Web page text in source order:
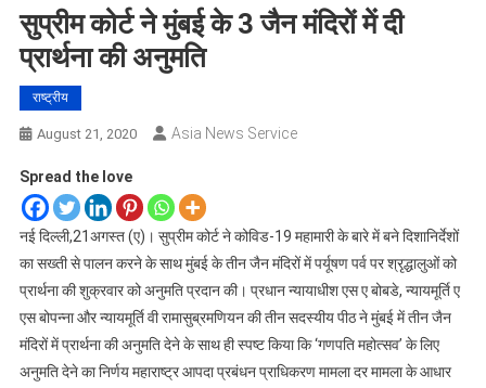
सुप्रीम कोर्ट ने मुंबई के 3 जैन मंदिरों में दी
प्रार्थना की अनुमति
राष्ट्रीय
August 21, 2020 Asia News Service
Spread the love
नई दिल्ली,21अगस्त (ए)। सुप्रीम कोर्ट ने कोविड-19 महामारी के बारे में बने दिशानिर्देशों
का सख्ती से पालन करने के साथ मुंबई के तीन जैन मंदिरों में पर्यूषण पर्व पर श्रृद्धालुओं को
प्रार्थना की शुक्रवार को अनुमति प्रदान की। प्रधान न्यायाधीश एस ए बोबडे, न्यायमूर्ति ए
एस बोपन्ना और न्यायमूर्ति वी रामासुब्रमणियन की तीन सदस्यीय पीठ ने मुंबई में तीन जैन
मंदिरों में प्रार्थना की अनुमति देने के साथ ही स्पष्ट किया कि ‘गणपति महोत्सव’ के लिए
अनुमति देने का निर्णय महाराष्ट्र आपदा प्रबंधन प्राधिकरण मामला दर मामला के आधार